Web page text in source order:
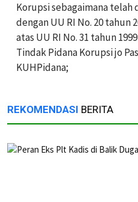
Korupsi sebagaimana
dengan UU RI No. 20 tahun
atas UU RI No. 31 tahun
Tindak Pidana Korupsi jo
KUHPidana;
REKOMENDASI BERITA